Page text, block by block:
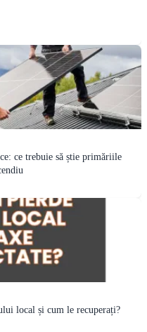
ce trebuie să știe primăriile
local și cum le recuperați?